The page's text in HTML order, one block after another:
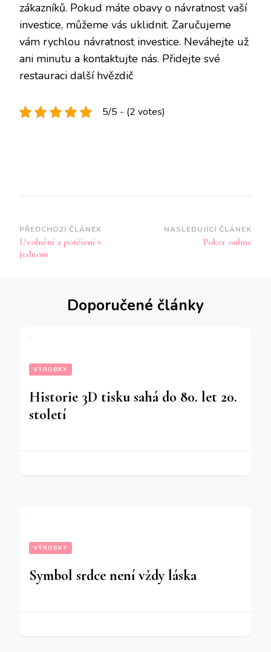
zákazníků. Pokud máte obavy o návratnost vaší
investice, můžeme vás uklidnit. Zaručujeme
vám rychlou návratnost investice. Neváhejte už
ani minutu a kontaktujte nás. Přidejte své
restauraci další hvězdič
5/5 - (2 votes)
Navigace
příspěvku
PŘEDCHOZÍ ČLÁNEK
Uvolnění a potěšení v
jednom
NASLEDUJÍCÍ ČLÁNEK
Poker online
Doporučené články
VÝROBKY
Historie 3D tisku sahá do 80. let 20.
století
VÝROBKY
Symbol srdce není vždy láska